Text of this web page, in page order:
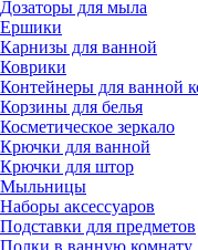
Дозаторы для мыла
Ершики
Карнизы для ванной
Коврики
Контейнеры для ванной
Корзины для белья
Косметическое зеркало
Крючки для ванной
Крючки для штор
Мыльницы
Наборы аксессуаров
Подставки для предметов
Полки в ванную комнату